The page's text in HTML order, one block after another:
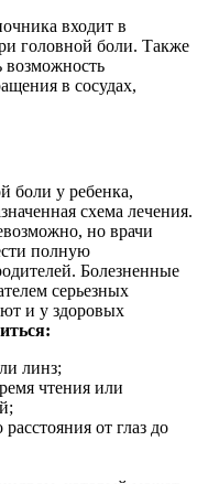
входит в
головной боли. Также
возможность
в сосудах,
боли у ребенка,
схема лечения.
но врачи
полную
Болезненные
серьезных
и у здоровых
линз;
чтения или
от глаз до